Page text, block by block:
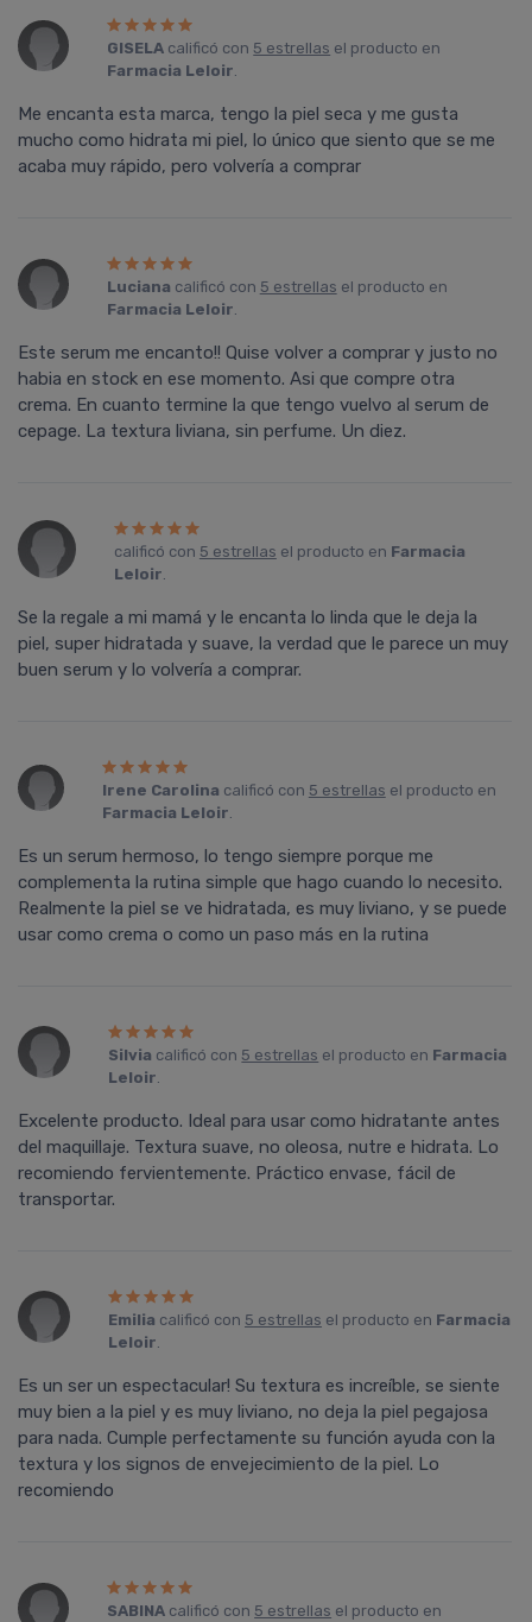
GISELA calificó con 5 estrellas el producto en
Farmacia Leloir.
Me encanta esta marca, tengo la piel seca y me gusta
mucho como hidrata mi piel, lo único que siento que se me
acaba muy rápido, pero volvería a comprar
Luciana calificó con 5 estrellas el producto en
Farmacia Leloir.
Este serum me encanto!! Quise volver a comprar y justo no
habia en stock en ese momento. Asi que compre otra
crema. En cuanto termine la que tengo vuelvo al serum de
cepage. La textura liviana, sin perfume. Un diez.
calificó con 5 estrellas el producto en Farmacia
Leloir.
Se la regale a mi mamá y le encanta lo linda que le deja la
piel, super hidratada y suave, la verdad que le parece un muy
buen serum y lo volvería a comprar.
Irene Carolina calificó con 5 estrellas el producto en
Farmacia Leloir.
Es un serum hermoso, lo tengo siempre porque me
complementa la rutina simple que hago cuando lo necesito.
Realmente la piel se ve hidratada, es muy liviano, y se puede
usar como crema o como un paso más en la rutina
Silvia calificó con 5 estrellas el producto en Farmacia
Leloir.
Excelente producto. Ideal para usar como hidratante antes
del maquillaje. Textura suave, no oleosa, nutre e hidrata. Lo
recomiendo fervientemente. Práctico envase, fácil de
transportar.
Emilia calificó con 5 estrellas el producto en Farmacia
Leloir.
Es un ser un espectacular! Su textura es increíble, se siente
muy bien a la piel y es muy liviano, no deja la piel pegajosa
para nada. Cumple perfectamente su función ayuda con la
textura y los signos de envejecimiento de la piel. Lo
recomiendo
SABINA calificó con 5 estrellas el producto en